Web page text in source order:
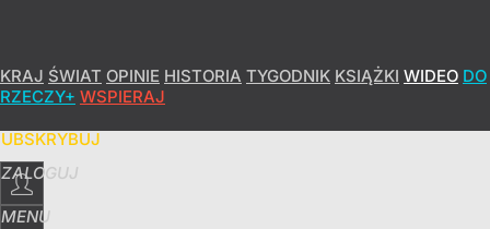
KRAJ ŚWIAT OPINIE HISTORIA TYGODNIK KSIĄŻKI WIDEO DO
RZECZY+ WSPIERAJ
ZALOGUJ
MENU